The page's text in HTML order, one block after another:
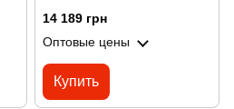
14 189 грн
Оптовые цены
Купить